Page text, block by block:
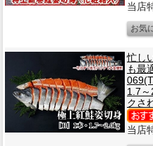
当店
忙し
も最
1.7
クさ
当店